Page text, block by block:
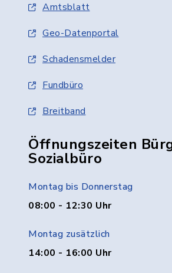
Amtsblatt
Geo-Datenportal
Schadensmelder
Fundbüro
Breitband
Öffnungszeiten
Sozialbüro
Montag bis Donnerstag
08:00 - 12:30 Uhr
Montag zusätzlich
14:00 - 16:00 Uhr